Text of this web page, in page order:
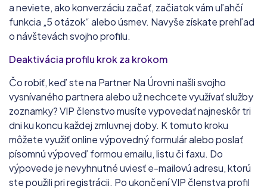
a neviete, ako konverzáciu začať, začiatok vám uľahčí
funkcia „5 otázok“ alebo úsmev. Navyše získate prehľad
o návštevách svojho profilu.
Deaktivácia profilu krok za krokom
Čo robiť, keď ste na Partner Na Úrovni našli svojho
vysnívaného partnera alebo už nechcete využívať služby
zoznamky? VIP členstvo musíte vypovedať najneskôr tri
dni ku koncu každej zmluvnej doby. K tomuto kroku
môžete využiť online výpovedný formulár alebo poslať
písomnú výpoveď formou emailu, listu či faxu. Do
výpovede je nevyhnutné uviesť e-mailovú adresu, ktorú
ste použili pri registrácii. Po ukončení VIP členstva profil